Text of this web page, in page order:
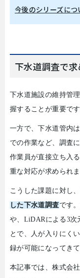
今後のシリーズにつ
下水道調査で
下水道施設の維持管
握することが重要です
一方で、下水道管内
での作業など、調査
作業員が直接立ち入
重な対応が求められま
こうした課題に対し
した下水道調査です。
や、 LiDARによる 3次
とで、人が入りにく
録が可能になってきて
本記事では、株式会